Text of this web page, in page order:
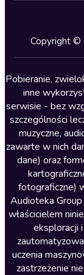
Kryminały
Lektury szkolne
Literatura
Literatura faktu
Literatura
Literatura piękna
Literatura piękna
Nagrania
Nauka języków
Nauki
Podcasty i audycje
Polityka
Copyright ©
Pobieranie,
inne
serwisie - bez
szczególności
muzyczne,
zawarte w nich
dane) oraz
fotograficzne)
Audioteka
właścicielem
eksploracji
uczenia
zastrzeżenie